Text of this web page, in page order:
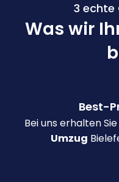
3 echte
Was wir
Best-
Bei uns erhalten
Umzug